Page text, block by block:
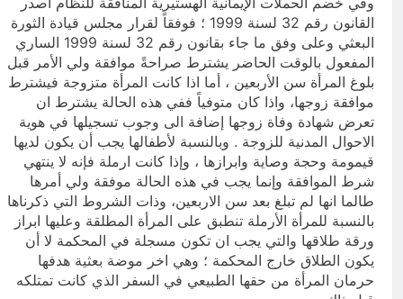
القانون رقم 32 لسنة 1999 ؛ فوفقاً لقرار مجلس قيادة الثورة
البعثي وعلى وفق ما جاء بقانون رقم 32 لسنة 1999 الساري
المفعول بالوقت الحاضر يشترط صراحةً موافقة ولي الأمر قبل
بلوغ المرأة سن الأربعين ، أما اذا كانت المرأة متزوجة فيشترط
موافقة زوجها، واذا كان متوفياً ففي هذه الحالة يشترط ان
تعرض شهادة وفاة زوجها إضافة الى وجوب تسجيلها في هوية
الاحوال المدنية للزوجة . وبالنسبة لأطفالها يجب أن يكون لديها
قيمومة وحجة وصاية وابرازها ، وإذا كانت ارملة فإنه لا ينتهي
شرط الموافقة وإنما يجب في هذه الحالة موفقة ولي أمرها
طالما انها لم تبلغ بعد سن الاربعين، وذات الشروط التي ذكرناها
بالنسبة للمرأة الأرملة تنطبق على المرأة المطلقة وعليها ابراز
ورقة طلاقها والتي يجب ان تكون مسجلة في المحكمة لا أن
يكون الطلاق خارج المحكمة ؛ وهي اخر موضة بعثية هدفها
حرمان المرأة من حقها الطبيعي في السفر الذي كانت تمتلكه